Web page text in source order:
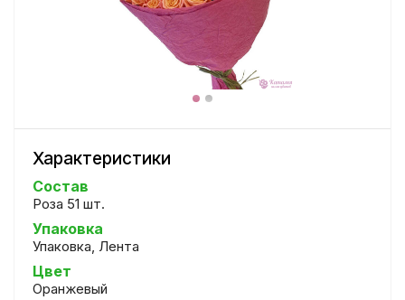
Характеристики
Состав
Роза 51 шт.
Упаковка
Упаковка, Лента
Цвет
Оранжевый